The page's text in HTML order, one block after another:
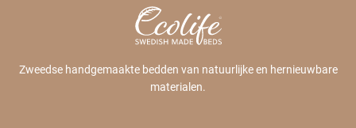
Zweedse handgemaakte bedden van natuurlijke en hernieuwbare
materialen.